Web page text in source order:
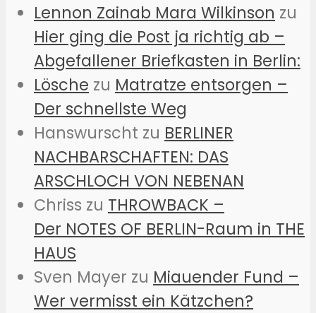
Lennon Zainab Mara Wilkinson zu
Hier ging die Post ja richtig ab –
Abgefallener Briefkasten in Berlin:
Lösche zu Matratze entsorgen –
Der schnellste Weg
Hanswurscht zu BERLINER
NACHBARSCHAFTEN: DAS
ARSCHLOCH VON NEBENAN
Chriss zu THROWBACK –
Der NOTES OF BERLIN-Raum in THE
HAUS
Sven Mayer zu Miauender Fund –
Wer vermisst ein Kätzchen?